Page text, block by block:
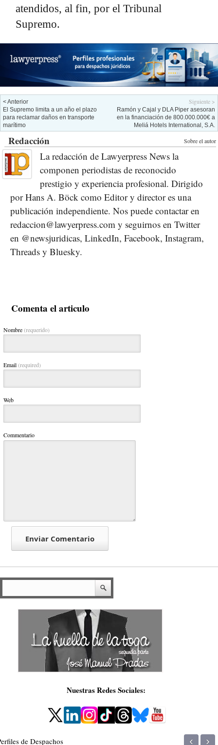
atendidos, al fin, por el Tribunal
Supremo.
< Anterior
El Supremo limita a un año el plazo
para reclamar daños en transporte
marítimo
Siguiente >
Ramón y Cajal y DLA Piper asesoran
en la financiación de 800.000.000€ a
Meliá Hotels International, S.A.
Sobre el autor
Redacción
La redacción de Lawyerpress News la
componen periodistas de reconocido
prestigio y experiencia profesional. Dirigido
por Hans A. Böck como Editor y director es una
publicación independiente. Nos puede contactar en
redaccion@lawyerpress.com y seguirnos en Twitter
en @newsjuridicas, LinkedIn, Facebook, Instagram,
Threads y Bluesky.
Comenta el articulo
Nombre(requerido)
Email(required)
Web
Commentario
Nuestras Redes Sociales:
de Despachos ‹ ›